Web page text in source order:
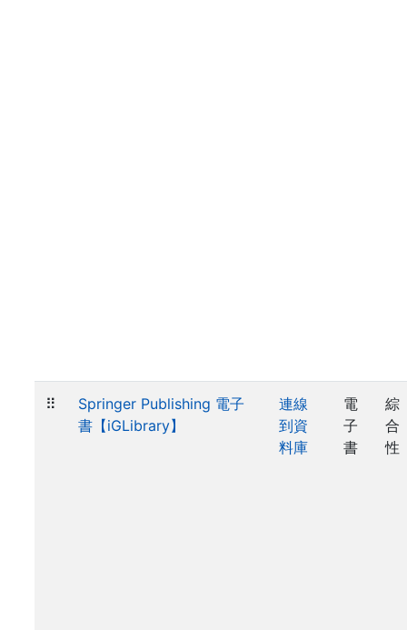
⠿
Springer Publishing 電子
書【iGLibrary】
連線
到資
料庫
電
子
書
綜
合
性